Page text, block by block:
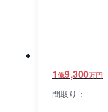
1億9,300万円
間取り：